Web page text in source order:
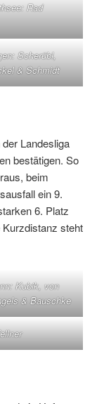
Rad
Scherübl,
& Schmidt
Landesliga
bestätigen. So
beim
ein 9.
6. Platz
Kurzdistanz steht
Kubik, von
& Bauschke